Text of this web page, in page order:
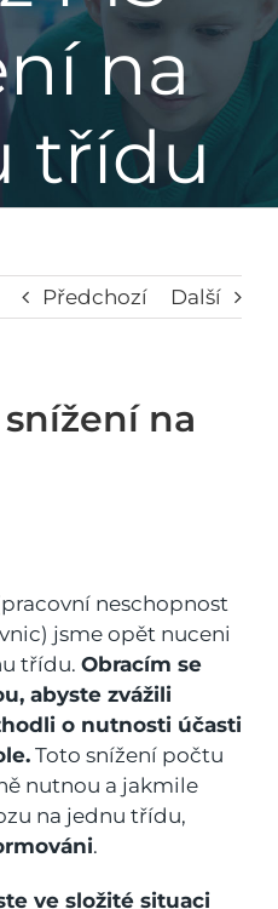
na
třídu
Předchozí Další
snížení na
neschopnost
jsme opět nuceni
třídu. Obracím se
abyste zvážili
o nutnosti účasti
Toto snížení počtu
nutnou a jakmile
na jednu třídu,
.
ve složité situaci